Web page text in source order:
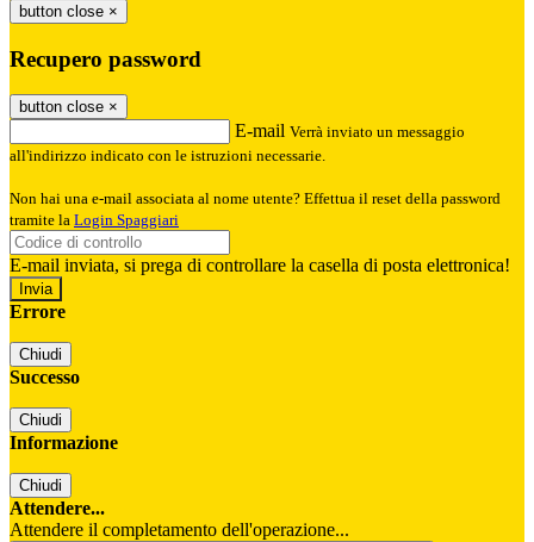
button close ×
Recupero password
button close ×
E-mail Verrà inviato un messaggio
all'indirizzo indicato con le istruzioni necessarie.
Non hai una e-mail associata al nome utente? Effettua il reset della password
tramite la Login Spaggiari
E-mail inviata, si prega di controllare la casella di posta elettronica!
Errore
Chiudi
Successo
Chiudi
Informazione
Chiudi
Attendere...
Attendere il completamento dell'operazione...